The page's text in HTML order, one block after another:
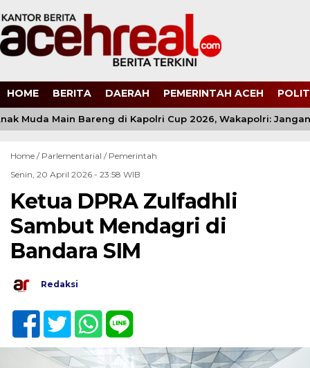
HOME BERITA DAERAH PEMERINTAH ACEH
Muda Main Bareng di Kapolri Cup 2026, Wakapolri:
Home / Parlementarial / Pemerintah
Senin, 20 April 2026 - 23:58 WIB
Ketua DPRA Zulfadhli
Sambut Mendagri di
Bandara SIM
Redaksi